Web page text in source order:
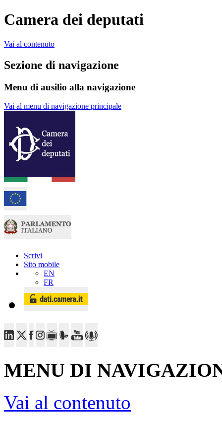
Camera dei deputati
Vai al contenuto
Sezione di navigazione
Menu di ausilio alla navigazione
Vai al menu di navigazione principale
Scrivi
Sito mobile
EN
FR
MENU DI
Vai al contenuto